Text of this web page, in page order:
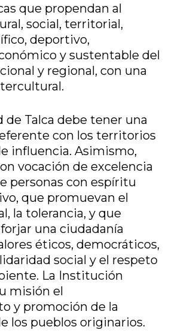
que propendan al
social, territorial,
deportivo,
y sustentable del
y regional, con una
de Talca debe tener una
con los territorios
influencia. Asimismo,
vocación de excelencia
personas con espíritu
que promuevan el
la tolerancia, y que
una ciudadanía
éticos, democráticos,
social y el respeto
La Institución
misión el
y promoción de la
los pueblos originarios.